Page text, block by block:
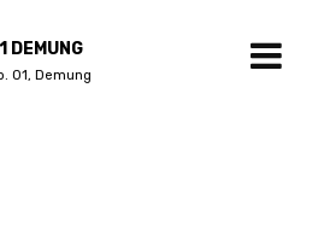
DEMUNG
01, Demung